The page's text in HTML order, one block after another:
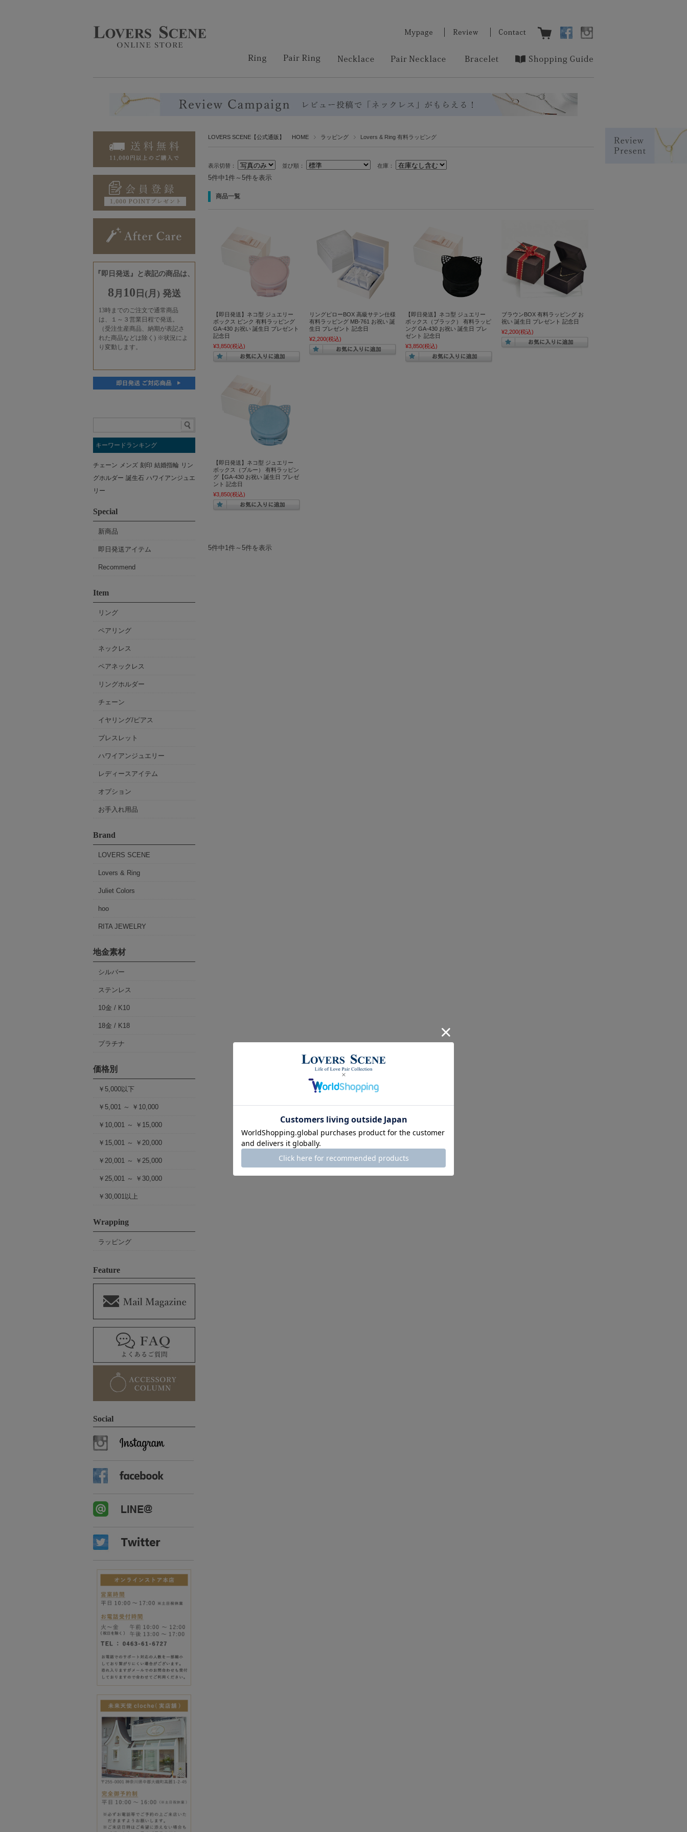
LOVERS SCENE【公式通販】 HOME ラッピング Lovers & Ring 有料ラッピング
表示切替： 並び順： 在庫：
5件中1件～5件を表示
商品一覧
【即日発送】ネコ型 ジュエリー
ボックス ピンク 有料ラッピング
GA-430 お祝い 誕生日 プレゼント
記念日
¥3,850(税込)
リングピローBOX 高級サテン仕様
有料ラッピング MB-761 お祝い 誕
生日 プレゼント 記念日
¥2,200(税込)
【即日発送】ネコ型 ジュエリー
ボックス（ブラック） 有料ラッピ
ング GA-430 お祝い 誕生日 プレ
ゼント 記念日
¥3,850(税込)
ブラウンBOX 有料ラッピング お
祝い 誕生日 プレゼント 記念日
¥2,200(税込)
【即日発送】ネコ型 ジュエリー
ボックス（ブルー） 有料ラッピン
グ【GA-430 お祝い 誕生日 プレゼ
ント 記念日
¥3,850(税込)
5件中1件～5件を表示
キーワードランキング
チェーン メンズ 刻印 結婚指輪 リン
グホルダー 誕生石 ハワイアンジュエ
リー
Special
新商品
即日発送アイテム
Recommend
Item
リング
ペアリング
ネックレス
ペアネックレス
リングホルダー
チェーン
イヤリング/ピアス
ブレスレット
ハワイアンジュエリー
レディースアイテム
オプション
お手入れ用品
Brand
LOVERS SCENE
Lovers & Ring
Juliet Colors
hoo
RITA JEWELRY
地金素材
シルバー
ステンレス
10金 / K10
18金 / K18
プラチナ
価格別
￥5,000以下
￥5,001 ～ ￥10,000
￥10,001 ～ ￥15,000
￥15,001 ～ ￥20,000
￥20,001 ～ ￥25,000
￥25,001 ～ ￥30,000
￥30,001以上
Wrapping
ラッピング
Feature
Social